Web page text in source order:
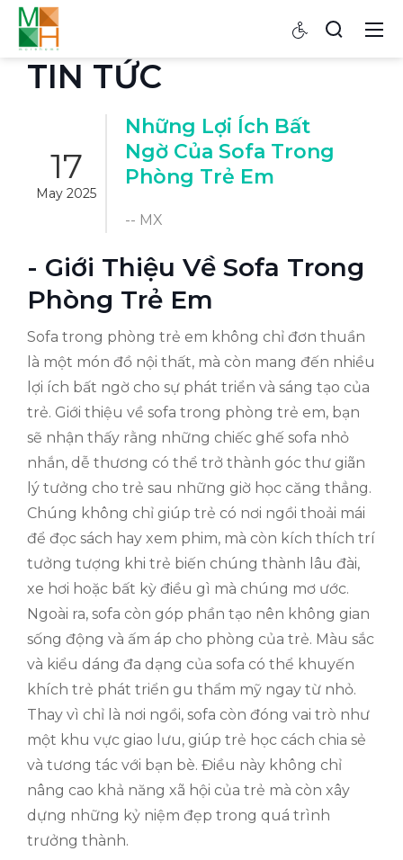
TIN TỨC
17
May 2025
Những Lợi Ích Bất
Ngờ Của Sofa Trong
Phòng Trẻ Em
-- MX
- Giới Thiệu Về Sofa Trong
Phòng Trẻ Em
Sofa trong phòng trẻ em không chỉ đơn thuần
là một món đồ nội thất, mà còn mang đến nhiều
lợi ích bất ngờ cho sự phát triển và sáng tạo của
trẻ. Giới thiệu về sofa trong phòng trẻ em, bạn
sẽ nhận thấy rằng những chiếc ghế sofa nhỏ
nhắn, dễ thương có thể trở thành góc thư giãn
lý tưởng cho trẻ sau những giờ học căng thẳng.
Chúng không chỉ giúp trẻ có nơi ngồi thoải mái
để đọc sách hay xem phim, mà còn kích thích trí
tưởng tượng khi trẻ biến chúng thành lâu đài,
xe hơi hoặc bất kỳ điều gì mà chúng mơ ước.
Ngoài ra, sofa còn góp phần tạo nên không gian
sống động và ấm áp cho phòng của trẻ. Màu sắc
và kiểu dáng đa dạng của sofa có thể khuyến
khích trẻ phát triển gu thẩm mỹ ngay từ nhỏ.
Thay vì chỉ là nơi ngồi, sofa còn đóng vai trò như
một khu vực giao lưu, giúp trẻ học cách chia sẻ
và tương tác với bạn bè. Điều này không chỉ
nâng cao khả năng xã hội của trẻ mà còn xây
dựng những kỷ niệm đẹp trong quá trình
trưởng thành.